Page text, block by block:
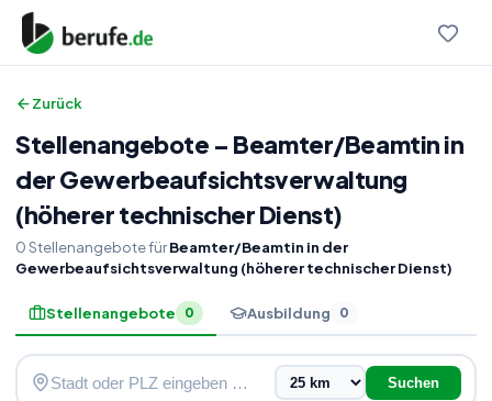
Zurück
Stellenangebote – Beamter/Beamtin in
der Gewerbeaufsichtsverwaltung
(höherer technischer Dienst)
0StellenangebotefürBeamter/Beamtin in der
Gewerbeaufsichtsverwaltung (höherer technischer Dienst)
Stellenangebote 0 Ausbildung 0
Suchen